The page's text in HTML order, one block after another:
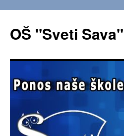
OŠ "Sveti